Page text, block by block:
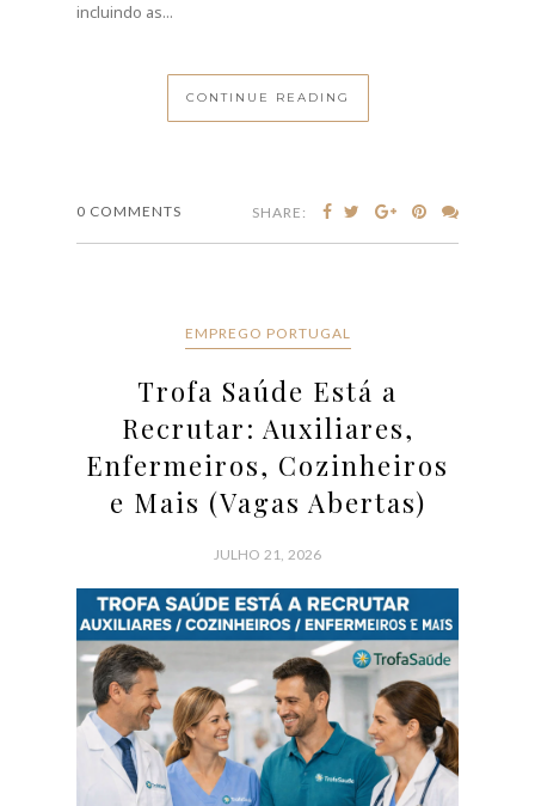
Recrutar: Auxiliares,
Enfermeiros, Cozinheiros
e Mais (Vagas Abertas)
JULHO 21, 2026